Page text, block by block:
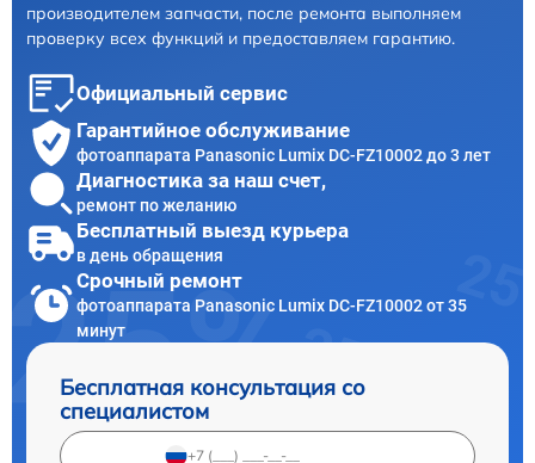
производителем запчасти, после ремонта выполняем
проверку всех функций и предоставляем гарантию.
Официальный сервис
Гарантийное обслуживание
фотоаппарата Panasonic Lumix DC-FZ10002 до 3 лет
Диагностика за наш счет,
ремонт по желанию
Бесплатный выезд курьера
в день обращения
Срочный ремонт
фотоаппарата Panasonic Lumix DC-FZ10002 от 35
минут
Бесплатная консультация со
специалистом